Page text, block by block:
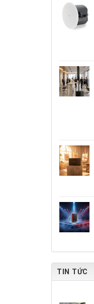
TIN TỨC